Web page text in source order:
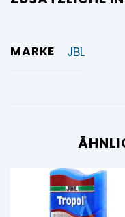
MARKE JBL